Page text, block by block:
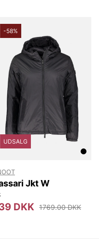
-58%
UDSALG
Jkt W
DKK 1769.00 DKK